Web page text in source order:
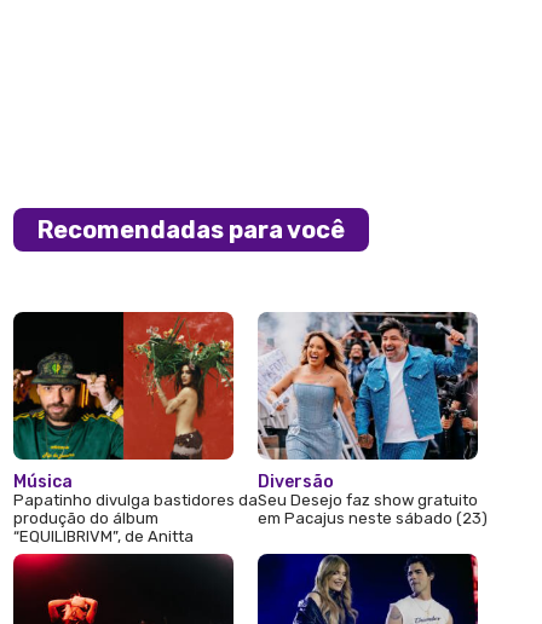
Recomendadas para você
Música
Papatinho divulga bastidores da
produção do álbum
“EQUILIBRIVM”, de Anitta
Diversão
Seu Desejo faz show gratuito
em Pacajus neste sábado (23)